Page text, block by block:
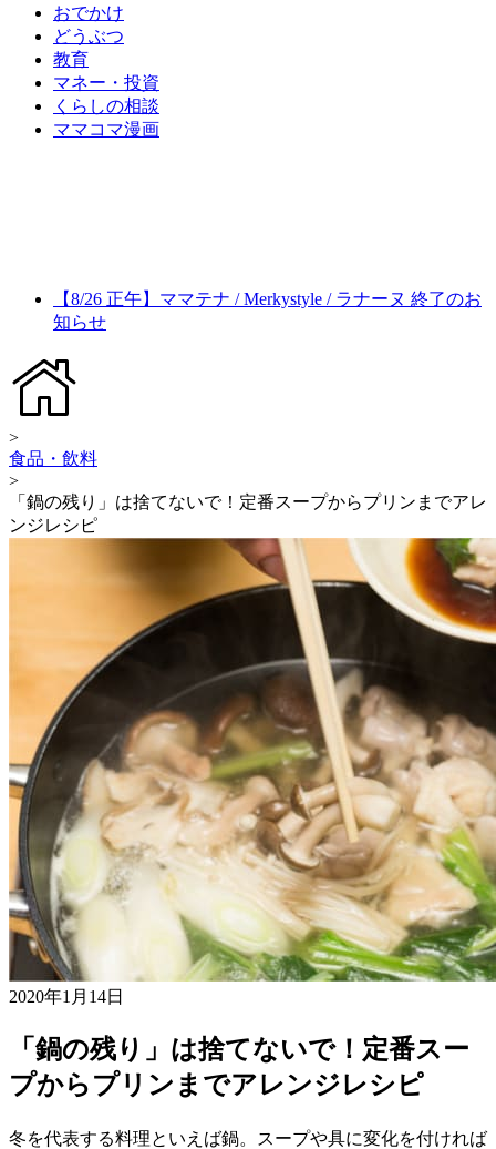
おでかけ
どうぶつ
教育
マネー・投資
くらしの相談
ママコマ漫画
【8/26 正午】ママテナ / Merkystyle / ラナーヌ 終了のお
知らせ
>
食品・飲料
>
「鍋の残り」は捨てないで！定番スープからプリンまでアレ
ンジレシピ
2020年1月14日
「鍋の残り」は捨てないで！定番スー
プからプリンまでアレンジレシピ
冬を代表する料理といえば鍋。スープや具に変化を付ければ